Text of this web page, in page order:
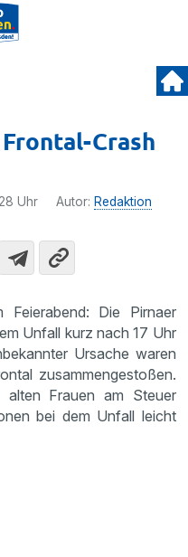
Crash
Uhr Autor: Redaktion
Die Pirnaer
Unfall kurz nach 17 Uhr
Ursache waren
zusammengestoßen.
Frauen am Steuer
bei dem Unfall leicht